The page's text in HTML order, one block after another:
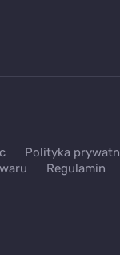
Polityka
Regulamin